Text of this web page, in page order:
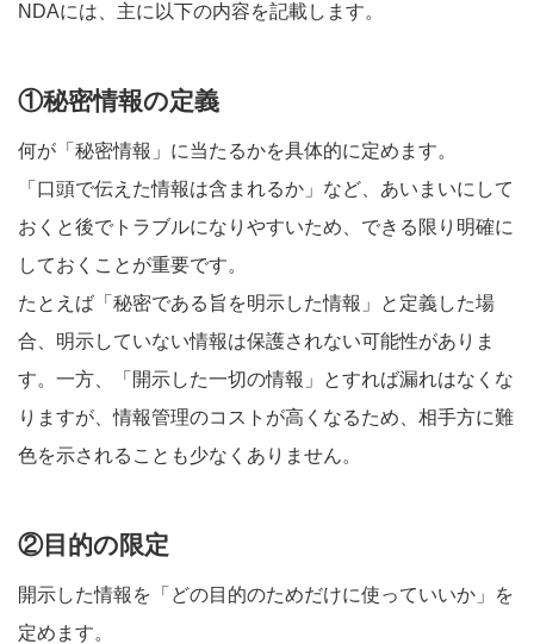
NDAには、主に以下の内容を記載します。
①秘密情報の定義
何が「秘密情報」に当たるかを具体的に定めます。
「口頭で伝えた情報は含まれるか」など、あいまいにして
おくと後でトラブルになりやすいため、できる限り明確に
しておくことが重要です。
たとえば「秘密である旨を明示した情報」と定義した場
合、明示していない情報は保護されない可能性がありま
す。一方、「開示した一切の情報」とすれば漏れはなくな
りますが、情報管理のコストが高くなるため、相手方に難
色を示されることも少なくありません。
②目的の限定
開示した情報を「どの目的のためだけに使っていいか」を
定めます。